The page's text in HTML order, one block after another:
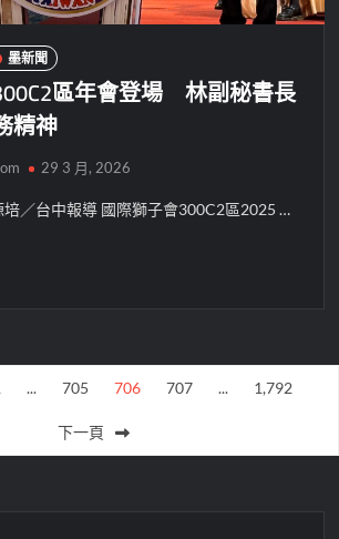
墨新聞
區年會登場 林副秘書長
精神
29 3 月, 2026
／台中報導 國際獅子會300C2區2025 …
... 705 706 707 ... 1,792
下一頁